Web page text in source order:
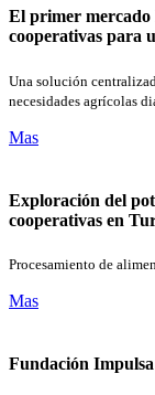
El primer mercado
cooperativas para
Una solución
necesidades agrícolas
Mas
Exploración del
cooperativas en
Procesamiento de
Mas
Fundación